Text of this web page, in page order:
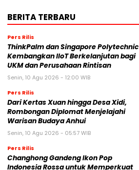
BERITA TERBARU
Pers Rilis
ThinkPalm dan Singapore Polytechnic
Kembangkan IIoT Berkelanjutan bagi
UKM dan Perusahaan Rintisan
Senin, 10 Agu 2026 - 12:00 WIB
Pers Rilis
Dari Kertas Xuan hingga Desa Xidi,
Rombongan Diplomat Menjelajahi
Warisan Budaya Anhui
Senin, 10 Agu 2026 - 05:57 WIB
Pers Rilis
Changhong Gandeng Ikon Pop
Indonesia Rossa untuk Memperkuat